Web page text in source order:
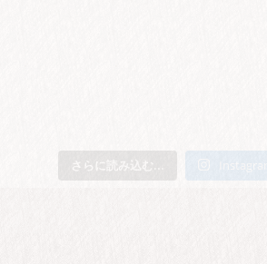
さらに読み込む...